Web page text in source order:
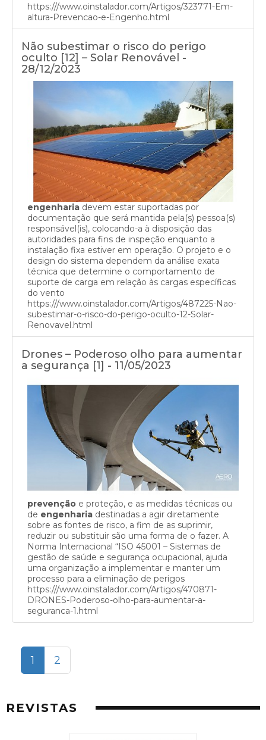
https:///www.oinstalador.com/Artigos/323771-Em-
altura-Prevencao-e-Engenho.html
Não subestimar o risco do perigo
oculto [12] – Solar Renovável -
28/12/2023
engenharia devem estar suportadas por
documentação que será mantida pela(s) pessoa(s)
responsável(is), colocando-a à disposição das
autoridades para fins de inspeção enquanto a
instalação fixa estiver em operação. O projeto e o
design do sistema dependem da análise exata
técnica que determine o comportamento de
suporte de carga em relação às cargas específicas
do vento
https:///www.oinstalador.com/Artigos/487225-Nao-
subestimar-o-risco-do-perigo-oculto-12-Solar-
Renovavel.html
Drones – Poderoso olho para aumentar
a segurança [1] - 11/05/2023
prevenção e proteção, e as medidas técnicas ou
de engenharia destinadas a agir diretamente
sobre as fontes de risco, a fim de as suprimir,
reduzir ou substituir são uma forma de o fazer. A
Norma Internacional “ISO 45001 – Sistemas de
gestão de saúde e segurança ocupacional, ajuda
uma organização a implementar e manter um
processo para a eliminação de perigos
https:///www.oinstalador.com/Artigos/470871-
DRONES-Poderoso-olho-para-aumentar-a-
seguranca-1.html
1 (current)
2
REVISTAS